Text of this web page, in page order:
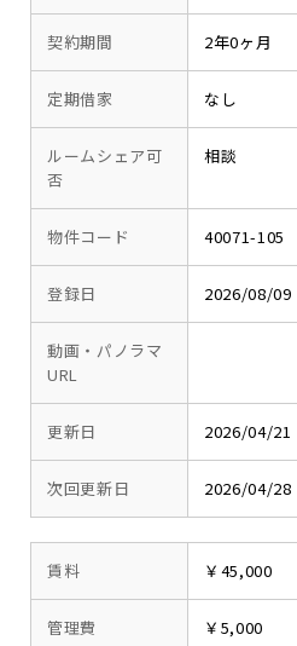
契約期間 2年0ヶ月
定期借家 なし
ルームシェア可
否
相談
物件コード 40071-105
登録日 2026/08/09
動画・パノラマ
URL
更新日 2026/04/21
次回更新日 2026/04/28
賃料 ￥45,000
管理費 ￥5,000